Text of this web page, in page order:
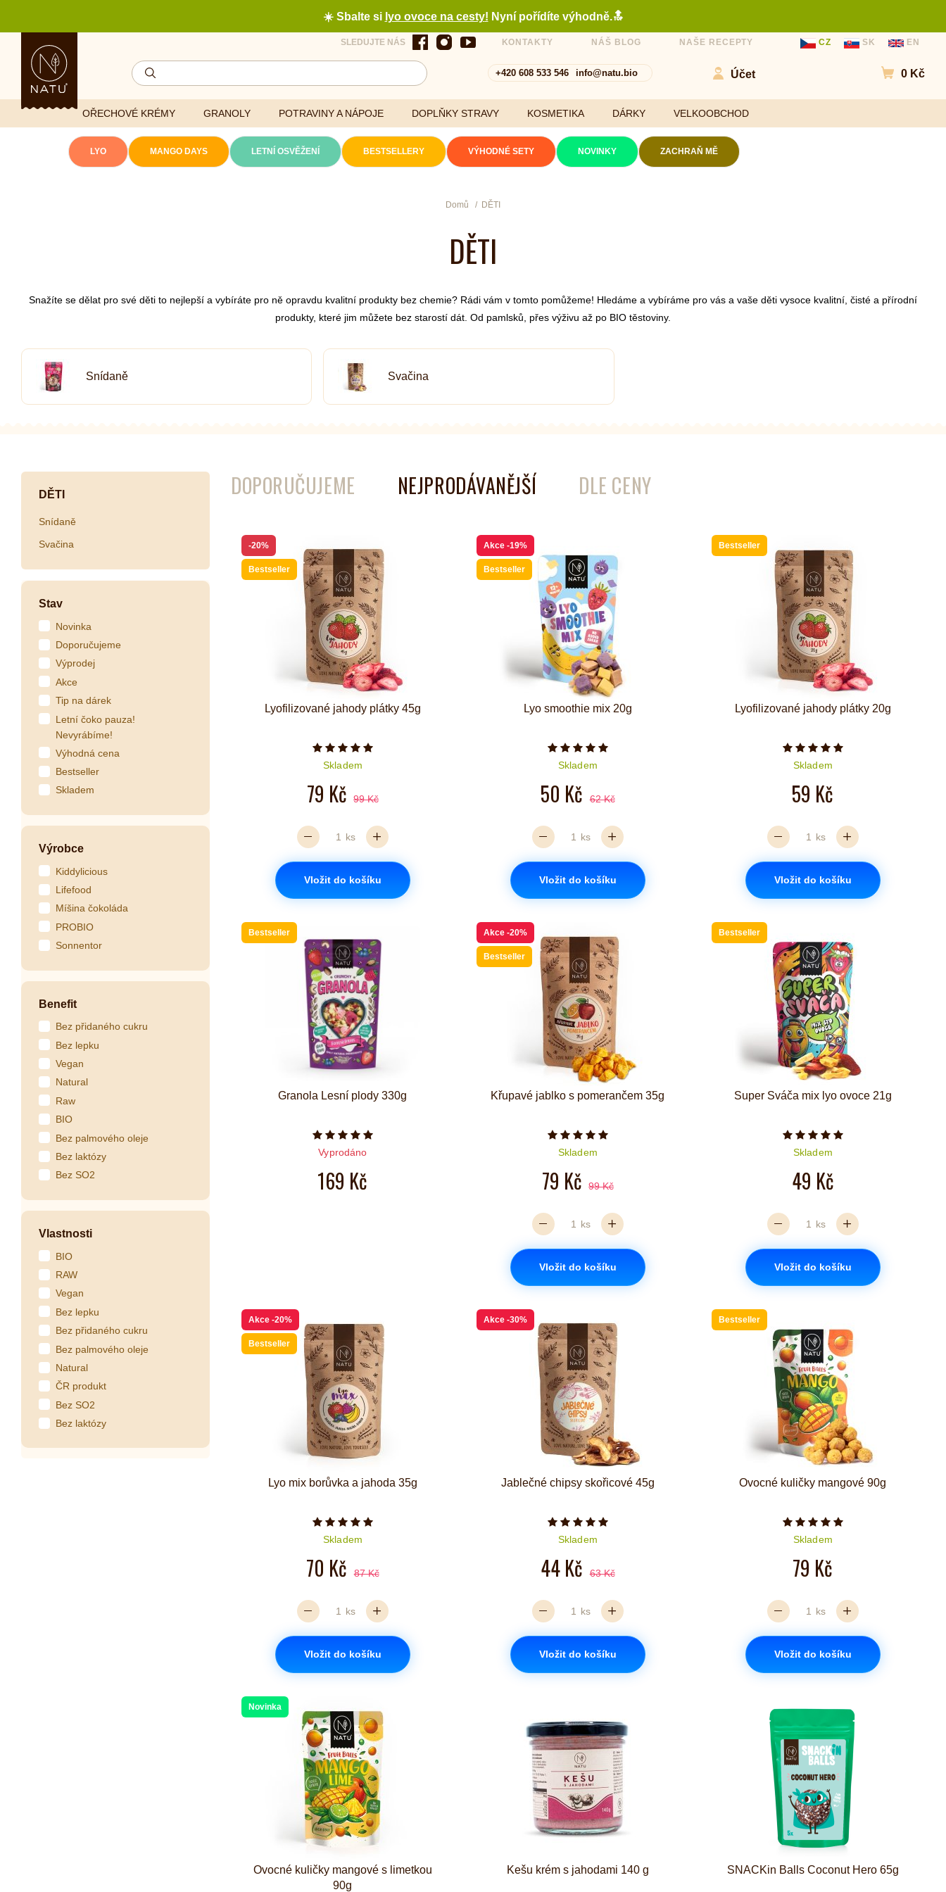
☀️ Sbalte si lyo ovoce na cesty! Nyní pořídíte výhodně.🔝
SLEDUJTE NÁS KONTAKTY NÁŠ BLOG NAŠE RECEPTY CZ SK EN
+420 608 533 546 info@natu.bio Účet
Přejít
0 Kč
OŘECHOVÉ KRÉMY GRANOLY POTRAVINY A NÁPOJE
Cereálie a vločky
Energetické nápoje
Sypané
Kokosové nádobí
DOPLŇKY STRAVY KOSMETIKA DÁRKY VELKOOBCHOD
LYO MANGO DAYS LETNÍ OSVĚŽENÍ BESTSELLERY VÝHODNÉ SETY NOVINKY ZACHRAŇ MĚ
Domů DĚTI
DĚTI
Snažíte se dělat pro své děti to nejlepší a vybíráte pro ně opravdu kvalitní produkty bez chemie? Rádi vám v tomto pomůžeme! Hledáme a vybíráme pro vás a vaše děti vysoce kvalitní, čisté a přírodní
produkty, které jim můžete bez starostí dát. Od pamlsků, přes výživu až po BIO těstoviny.
Snídaně Svačina
DĚTI
Snídaně
Svačina
Stav
Novinka
Doporučujeme
Výprodej
Akce
Tip na dárek
Letní čoko pauza!
Nevyrábíme!
Výhodná cena
Bestseller
Skladem
Výrobce
Kiddylicious
Lifefood
Míšina čokoláda
PROBIO
Sonnentor
Benefit
Bez přidaného cukru
Bez lepku
Vegan
Natural
Raw
BIO
Bez palmového oleje
Bez laktózy
Bez SO2
Vlastnosti
BIO
RAW
Vegan
Bez lepku
Bez přidaného cukru
Bez palmového oleje
Natural
ČR produkt
Bez SO2
Bez laktózy
DOPORUČUJEME NEJPRODÁVANĚJŠÍ DLE CENY
-20%
Bestseller
Lyofilizované jahody plátky 45g
Počet hvězdiček je 5 z 5
Skladem
79 Kč 99 Kč
ks
Vložit do košíku
Akce -19%
Bestseller
Lyo smoothie mix 20g
Počet hvězdiček je 5 z 5
Skladem
50 Kč 62 Kč
ks
Vložit do košíku
Bestseller
Lyofilizované jahody plátky 20g
Počet hvězdiček je 5 z 5
Skladem
59 Kč
ks
Vložit do košíku
Bestseller
Granola Lesní plody 330g
Počet hvězdiček je 5 z 5
Vyprodáno
169 Kč
Akce -20%
Bestseller
Křupavé jablko s pomerančem 35g
Počet hvězdiček je 5 z 5
Skladem
79 Kč 99 Kč
ks
Vložit do košíku
Bestseller
Super Sváča mix lyo ovoce 21g
Počet hvězdiček je 5 z 5
Skladem
49 Kč
ks
Vložit do košíku
Akce -20%
Bestseller
Lyo mix borůvka a jahoda 35g
Počet hvězdiček je 5 z 5
Skladem
70 Kč 87 Kč
ks
Vložit do košíku
Akce -30%
Jablečné chipsy skořicové 45g
Počet hvězdiček je 5 z 5
Skladem
44 Kč 63 Kč
ks
Vložit do košíku
Bestseller
Ovocné kuličky mangové 90g
Počet hvězdiček je 5 z 5
Skladem
79 Kč
ks
Vložit do košíku
Novinka
Ovocné kuličky mangové s limetkou
90g
Kešu krém s jahodami 140 g SNACKin Balls Coconut Hero 65g